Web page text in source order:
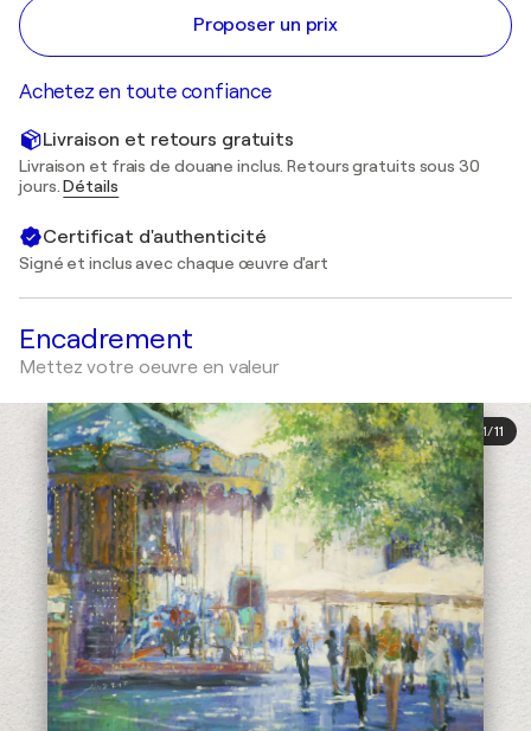
Proposer un prix
Achetez en toute confiance
Livraison et retours gratuits
Livraison et frais de douane inclus. Retours gratuits sous 30
jours.Détails
Certificat d'authenticité
Signé et inclus avec chaque œuvre d'art
Encadrement
Mettez votre oeuvre en valeur
1/11